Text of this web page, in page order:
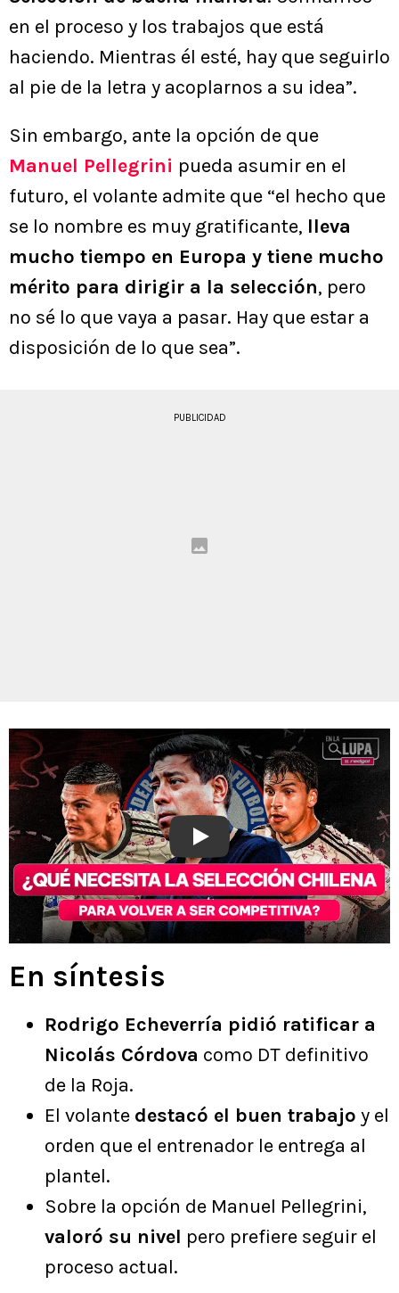
en el proceso y los trabajos que está
haciendo. Mientras él esté, hay que seguirlo
al pie de la letra y acoplarnos a su idea”.
Sin embargo, ante la opción de que
Manuel Pellegrini pueda asumir en el
futuro, el volante admite que “el hecho que
se lo nombre es muy gratificante, lleva
mucho tiempo en Europa y tiene mucho
mérito para dirigir a la selección, pero
no sé lo que vaya a pasar. Hay que estar a
disposición de lo que sea”.
PUBLICIDAD
Play
En síntesis
Rodrigo Echeverría pidió ratificar a
Nicolás Córdova como DT definitivo
de la Roja.
El volante destacó el buen trabajo y el
orden que el entrenador le entrega al
plantel.
Sobre la opción de Manuel Pellegrini,
valoró su nivel pero prefiere seguir el
proceso actual.